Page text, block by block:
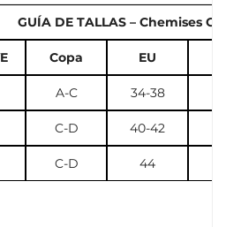
GUÍA DE TALLAS – Chemises
Copa EU
A-C 34-38
C-D 40-42
C-D 44